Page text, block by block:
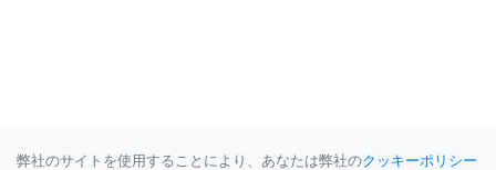
弊社のサイトを使用することにより、あなたは弊社のクッキーポリシー